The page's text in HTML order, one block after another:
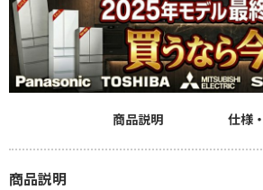
商品説明 仕様
商品説明